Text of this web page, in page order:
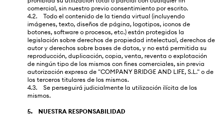
comercial, sin nuestro previo consentimiento por escrito.
4.2. Todo el contenido de la tienda virtual (incluyendo
imágenes, texto, diseños de página, logotipos, iconos de
botones, software o procesos, etc.) están protegidos la
legislación sobre derechos de propiedad intelectual, derechos de
autor y derechos sobre bases de datos, y no está permitida su
reproducción, duplicación, copia, venta, reventa o explotación
de ningún tipo de los mismos con fines comerciales, sin previa
autorización expresa de "COMPANY BRIDGE AND LIFE, S.L." o de
los terceros titulares de los mismos.
4.3. Se perseguirá judicialmente la utilización ilícita de los
mismos.
5. NUESTRA RESPONSABILIDAD